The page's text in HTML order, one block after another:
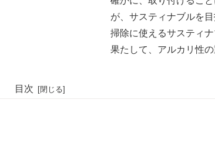
が、サスティナブルを
掃除に使えるサスティ
果たして、アルカリ性
目次